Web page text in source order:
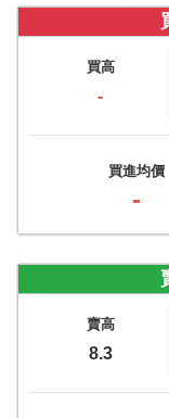
買高
-
買進均價
-
賣高
8.3